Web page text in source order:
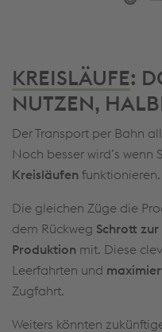
KREISLÄUFE:
NUTZEN,
Der Transport per Bahn
Noch besser wird’s wenn
Kreisläufen funktionieren.
Die gleichen Züge die
dem Rückweg Schrott
Produktion mit. Diese
Leerfahrten und
Zugfahrt.
Weiters könnten